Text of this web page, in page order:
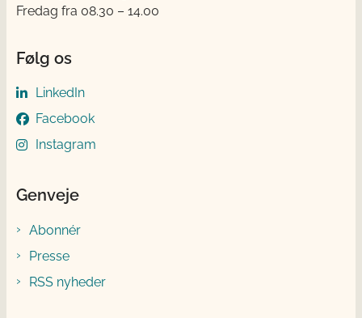
Fredag fra 08.30 – 14.00
Følg os
LinkedIn
Facebook
Instagram
Genveje
Abonnér
Presse
RSS nyheder